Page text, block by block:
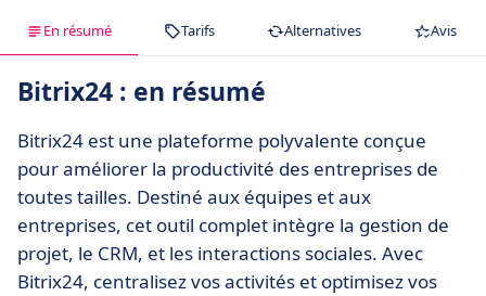
En résumé Tarifs Alternatives Avis
Bitrix24 : en résumé
Bitrix24 est une plateforme polyvalente conçue
pour améliorer la productivité des entreprises de
toutes tailles. Destiné aux équipes et aux
entreprises, cet outil complet intègre la gestion de
projet, le CRM, et les interactions sociales. Avec
Bitrix24, centralisez vos activités et optimisez vos